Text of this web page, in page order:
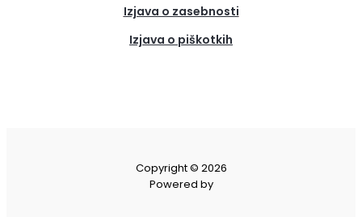
Izjava o zasebnosti
Izjava o piškotkih
Copyright © 2026
Powered by